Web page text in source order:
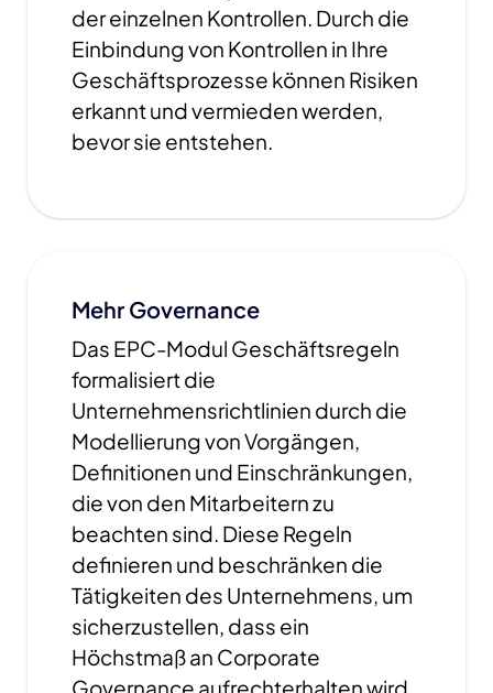
der einzelnen Kontrollen. Durch die
Einbindung von Kontrollen in Ihre
Geschäftsprozesse können Risiken
erkannt und vermieden werden,
bevor sie entstehen.
Mehr Governance
Das EPC-Modul Geschäftsregeln
formalisiert die
Unternehmensrichtlinien durch die
Modellierung von Vorgängen,
Definitionen und Einschränkungen,
die von den Mitarbeitern zu
beachten sind. Diese Regeln
definieren und beschränken die
Tätigkeiten des Unternehmens, um
sicherzustellen, dass ein
Höchstmaß an Corporate